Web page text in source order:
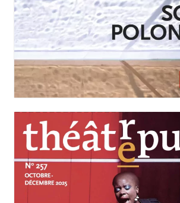
JANVIER-MARS 2026
N°258
Scènes polonaises